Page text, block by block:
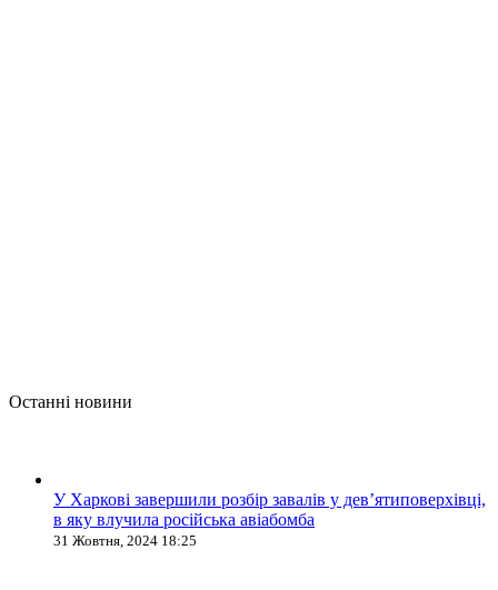
Останні новини
У Харкові завершили розбір завалів у дев’ятиповерхівці,
в яку влучила російська авіабомба
31 Жовтня, 2024 18:25